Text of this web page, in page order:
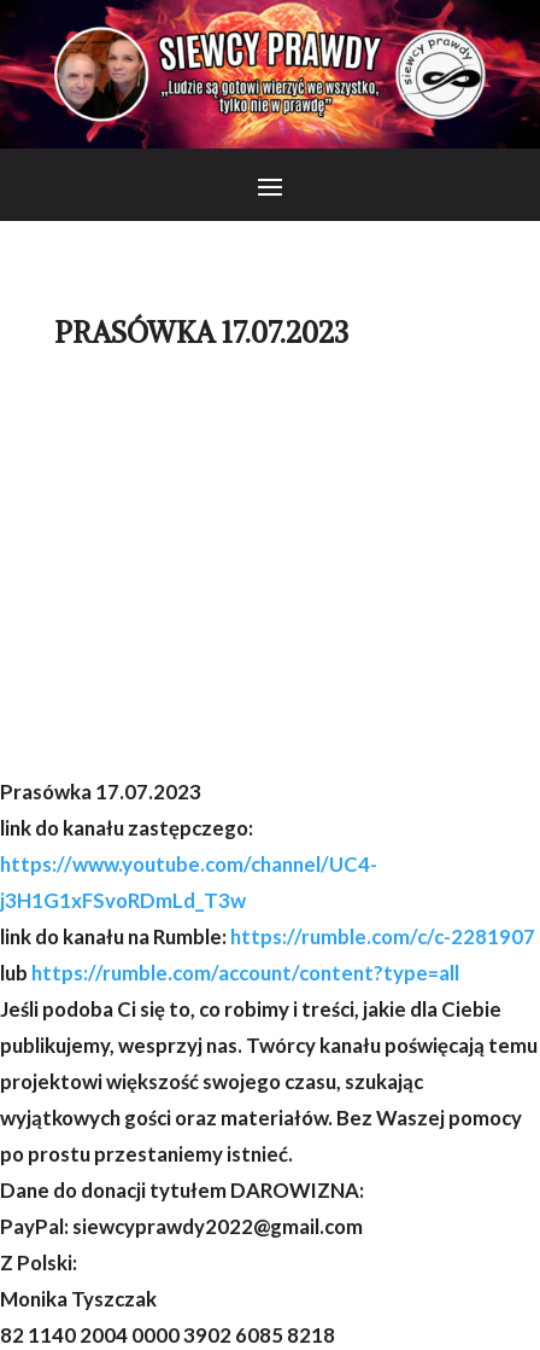
PRASÓWKA 17.07.2023
Prasówka 17.07.2023
link do kanału zastępczego:
https://www.youtube.com/channel/UC4-
j3H1G1xFSvoRDmLd_T3w
link do kanału na Rumble: https://rumble.com/c/c-2281907
lub https://rumble.com/account/content?type=all
Jeśli podoba Ci się to, co robimy i treści, jakie dla Ciebie
publikujemy, wesprzyj nas. Twórcy kanału poświęcają temu
projektowi większość swojego czasu, szukając
wyjątkowych gości oraz materiałów. Bez Waszej pomocy
po prostu przestaniemy istnieć.
Dane do donacji tytułem DAROWIZNA:
PayPal: siewcyprawdy2022@gmail.com
Z Polski:
Monika Tyszczak
82 1140 2004 0000 3902 6085 8218